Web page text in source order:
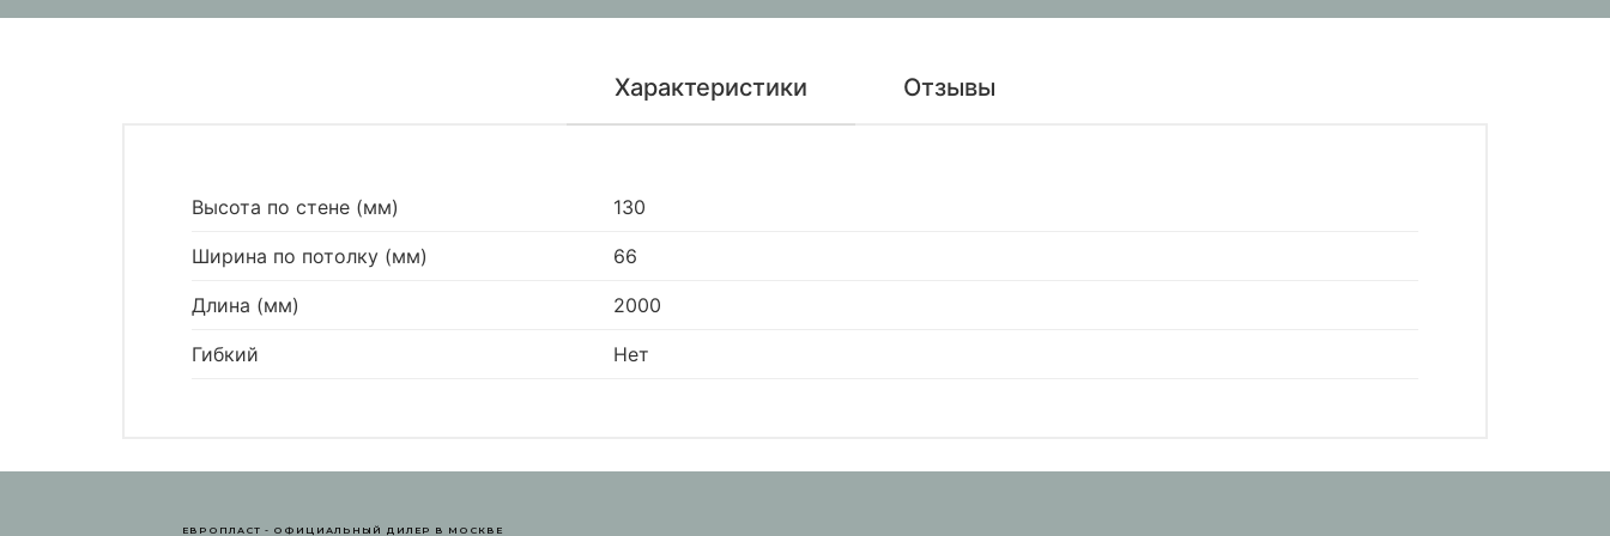
Характеристики Отзывы
Высота по стене (мм) 130
Ширина по потолку (мм) 66
Длина (мм) 2000
Гибкий Нет
ЕВРОПЛАСТ - ОФИЦИАЛЬНЫЙ ДИЛЕР В МОСКВЕ